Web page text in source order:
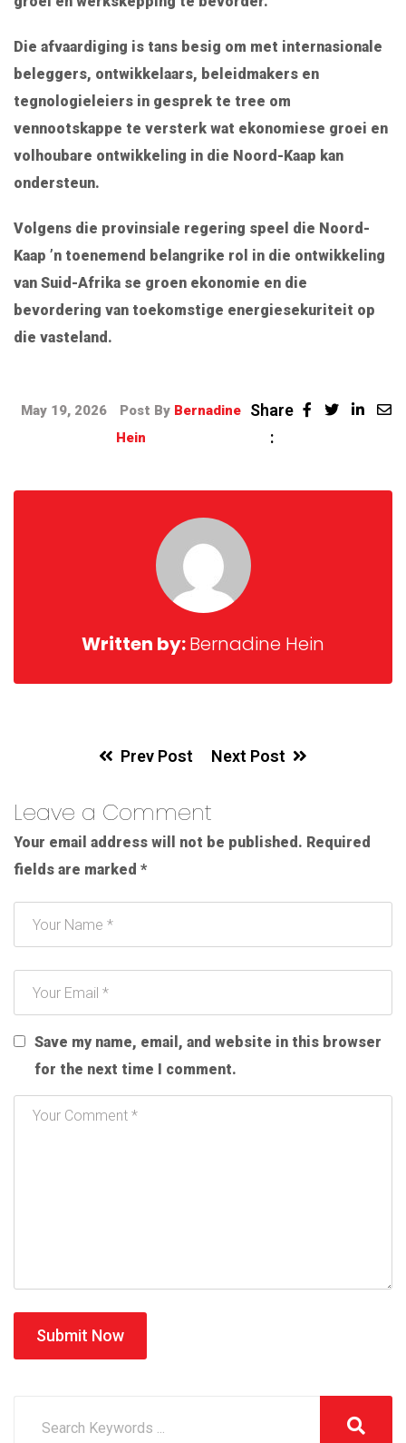
Die afvaardiging is tans besig om met internasionale
beleggers, ontwikkelaars, beleidmakers en
tegnologieleiers in gesprek te tree om
vennootskappe te versterk wat ekonomiese groei en
volhoubare ontwikkeling in die Noord-Kaap kan
ondersteun.
Volgens die provinsiale regering speel die Noord-
Kaap ’n toenemend belangrike rol in die ontwikkeling
van Suid-Afrika se groen ekonomie en die
bevordering van toekomstige energiesekuriteit op
die vasteland.
May 19, 2026 Post By Bernadine
Hein
Share
:
Written by:Bernadine Hein
Prev Post Next Post
Leave a Comment
Your email address will not be published. Required
fields are marked *
Save my name, email, and website in this browser
for the next time I comment.
Submit Now